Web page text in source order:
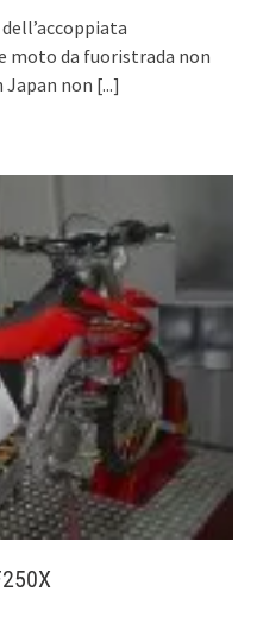
moto da fuoristrada non
Japan non [...]